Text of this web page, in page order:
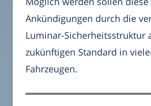
Ankündigungen durch die
Luminar-Sicherheitsstruktur
zukünftigen Standard in
Fahrzeugen.